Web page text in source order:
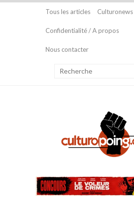
Tous les articles Culturonews
Confidentialité / A propos
Nous contacter